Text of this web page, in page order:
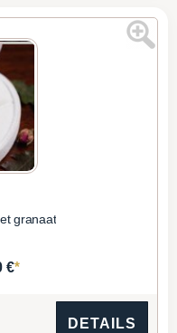
granaat
€*
DETAILS